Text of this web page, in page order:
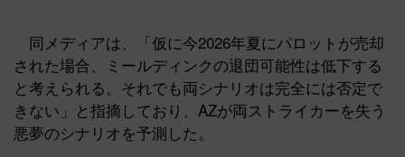
同メディアは、「仮に今2026年夏にパロットが売却
された場合、ミールディンクの退団可能性は低下する
と考えられる。それでも両シナリオは完全には否定で
きない」と指摘しており、AZが両ストライカーを失う
悪夢のシナリオを予測した。